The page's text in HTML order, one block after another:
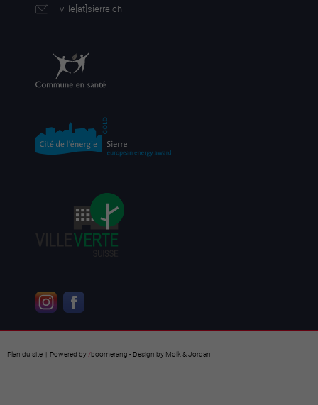
ville[at]sierre.ch
Plan du site | Powered by/boomerang - Design by Molk & Jordan